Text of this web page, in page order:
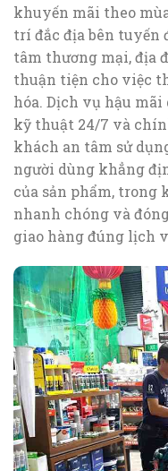
khuyến mãi theo
trí đắc địa bên
tâm thương mại, địa
thuận tiện cho việc
hóa. Dịch vụ hậu
kỹ thuật 24/7 và
khách an tâm sử
người dùng khẳng
của sản phẩm,
nhanh chóng và
giao hàng đúng lịch